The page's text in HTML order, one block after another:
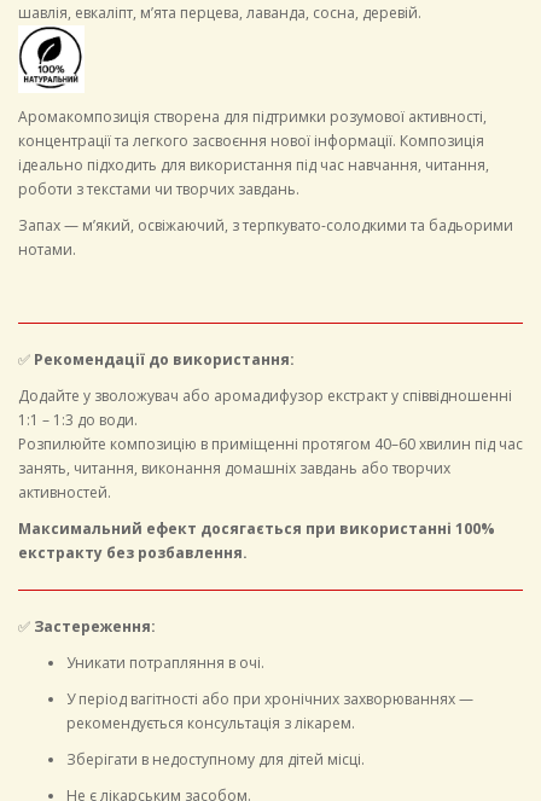
шавлія, евкаліпт, м’ята перцева, лаванда, сосна, деревій.
Аромакомпозиція створена для підтримки розумової активності,
концентрації та легкого засвоєння нової інформації. Композиція
ідеально підходить для використання під час навчання, читання,
роботи з текстами чи творчих завдань.
Запах — м’який, освіжаючий, з терпкувато-солодкими та бадьорими
нотами.
✅ Рекомендації до використання:
Додайте у зволожувач або аромадифузор екстракт у співвідношенні
1:1 – 1:3 до води.
Розпилюйте композицію в приміщенні протягом 40–60 хвилин під час
занять, читання, виконання домашніх завдань або творчих
активностей.
Максимальний ефект досягається при використанні 100%
екстракту без розбавлення.
✅ Застереження:
Уникати потрапляння в очі.
У період вагітності або при хронічних захворюваннях —
рекомендується консультація з лікарем.
Зберігати в недоступному для дітей місці.
Не є лікарським засобом.